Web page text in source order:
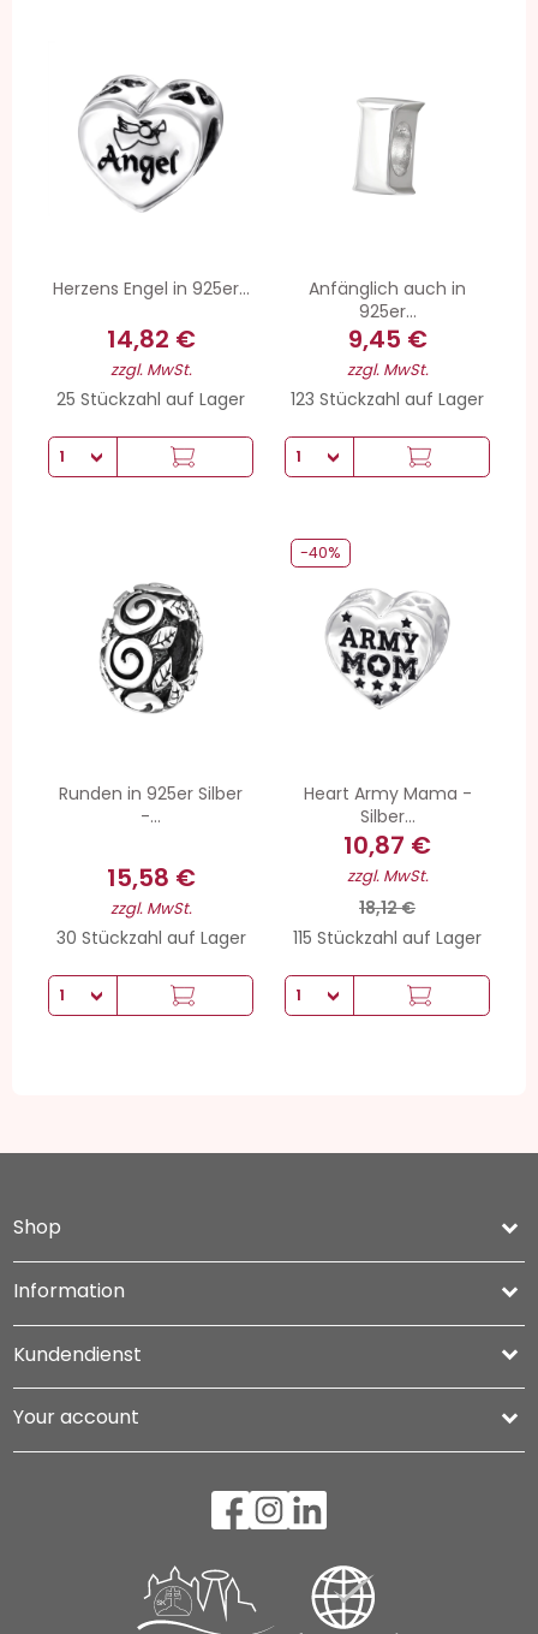
Herzens Engel in 925er...
14,82 €
zzgl. MwSt.
25 Stückzahl auf Lager
Anfänglich auch in
925er...
9,45 €
zzgl. MwSt.
123 Stückzahl auf Lager
Runden in 925er Silber
-...
15,58 €
zzgl. MwSt.
30 Stückzahl auf Lager
Heart Army Mama -
Silber...
10,87 €
zzgl. MwSt.
18,12 €
115 Stückzahl auf Lager
-40%
Shop keyboard_arrow_down
Information 
Kundendienst 
Your account 